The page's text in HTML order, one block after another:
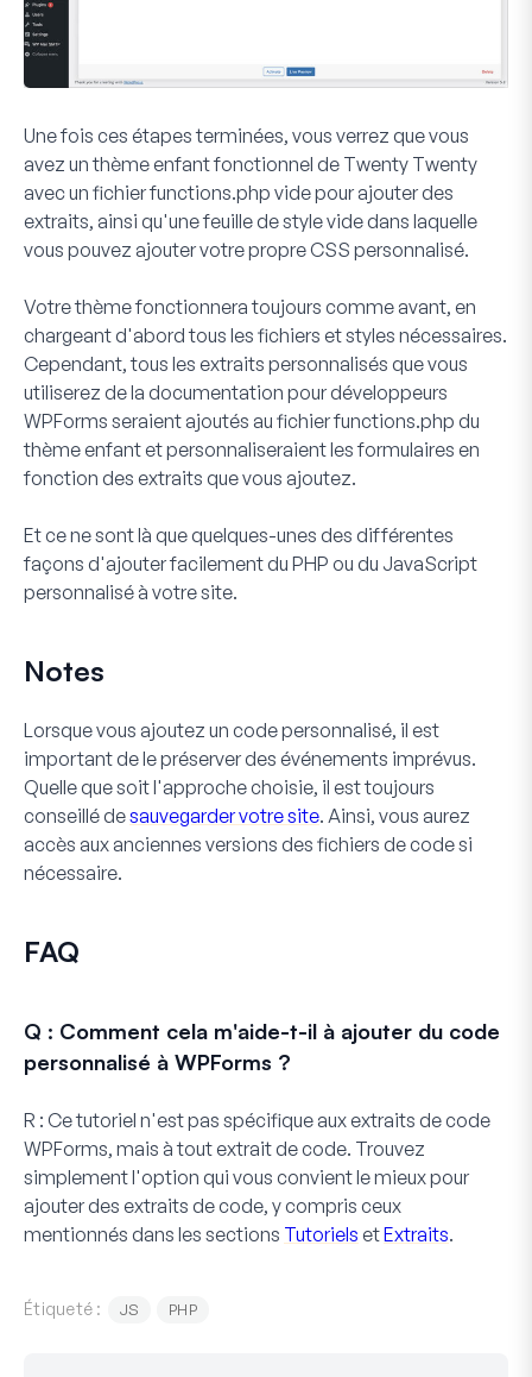
Une fois ces étapes terminées, vous verrez que vous
avez un thème enfant fonctionnel de Twenty Twenty
avec un fichier functions.php vide pour ajouter des
extraits, ainsi qu'une feuille de style vide dans laquelle
vous pouvez ajouter votre propre CSS personnalisé.
Votre thème fonctionnera toujours comme avant, en
chargeant d'abord tous les fichiers et styles nécessaires.
Cependant, tous les extraits personnalisés que vous
utiliserez de la documentation pour développeurs
WPForms seraient ajoutés au fichier functions.php du
thème enfant et personnaliseraient les formulaires en
fonction des extraits que vous ajoutez.
Et ce ne sont là que quelques-unes des différentes
façons d'ajouter facilement du PHP ou du JavaScript
personnalisé à votre site.
Notes
Lorsque vous ajoutez un code personnalisé, il est
important de le préserver des événements imprévus.
Quelle que soit l'approche choisie, il est toujours
conseillé desauvegarder votre site. Ainsi, vous aurez
accès aux anciennes versions des fichiers de code si
nécessaire.
FAQ
Q : Comment cela m'aide-t-il à ajouter du code
personnalisé à WPForms ?
R : Ce tutoriel n'est pas spécifique aux extraits de code
WPForms, mais àtoutextrait de code. Trouvez
simplement l'option qui vous convient le mieux pour
ajouter des extraits de code, y compris ceux
mentionnés dans les sections Tutoriels etExtraits.
Étiqueté : JS PHP